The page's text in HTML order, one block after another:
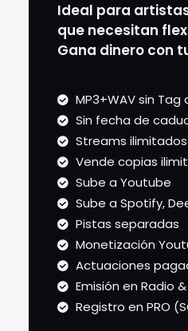
Ideal para
que necesitan
Gana dinero con
MP3+WAV sin Tag
Sin fecha de
Streams ilimitados
Vende copias
Sube a Youtube
Sube a Spotify,
Pistas separadas
Monetización
Actuaciones
Emisión en Radio &
Registro en PRO